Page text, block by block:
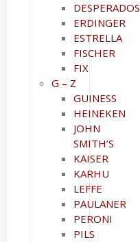
DESPERADOS
ERDINGER
ESTRELLA
FISCHER
FIX
G – Z
GUINESS
HEINEKEN
JOHN
SMITH’S
KAISER
KARHU
LEFFE
PAULANER
PERONI
PILS